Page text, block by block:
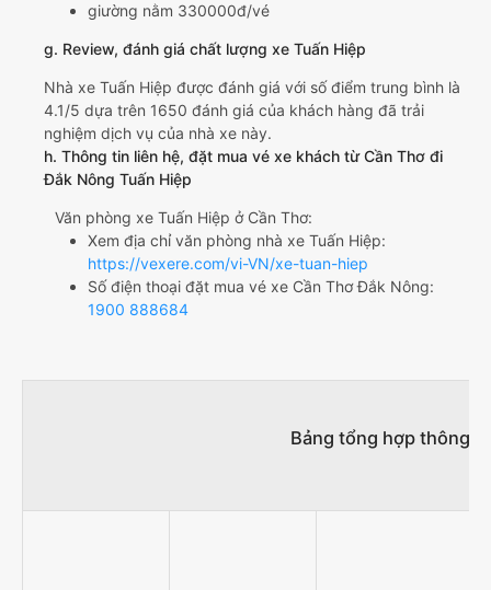
giường nằm 330000đ/vé
g. Review, đánh giá chất lượng xe Tuấn Hiệp
Nhà xe Tuấn Hiệp được đánh giá với số điểm trung bình là
4.1/5 dựa trên 1650 đánh giá của khách hàng đã trải
nghiệm dịch vụ của nhà xe này.
h. Thông tin liên hệ, đặt mua vé xe khách từ Cần Thơ đi
Đắk Nông Tuấn Hiệp
Văn phòng xe Tuấn Hiệp ở Cần Thơ:
Xem địa chỉ văn phòng nhà xe Tuấn Hiệp:
https://vexere.com/vi-VN/xe-tuan-hiep
Số điện thoại đặt mua vé xe Cần Thơ Đắk Nông:
1900 888684
Bảng tổng hợp thông